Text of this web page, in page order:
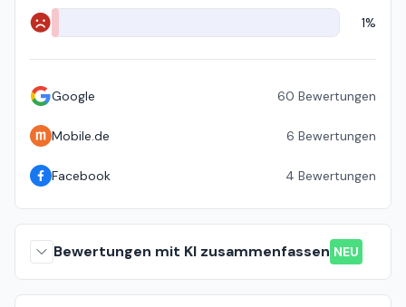
Negativ 1%
Google 60 Bewertungen
Mobile.de 6 Bewertungen
Facebook 4 Bewertungen
Bewertungen mit KI zusammenfassen NEU